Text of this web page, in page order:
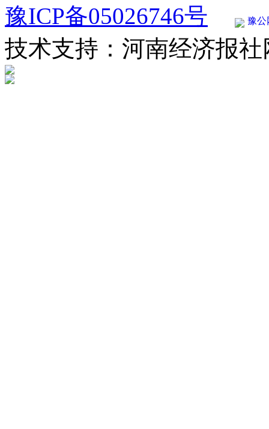
豫ICP备05026746号
豫公
技术支持：河南经济报社